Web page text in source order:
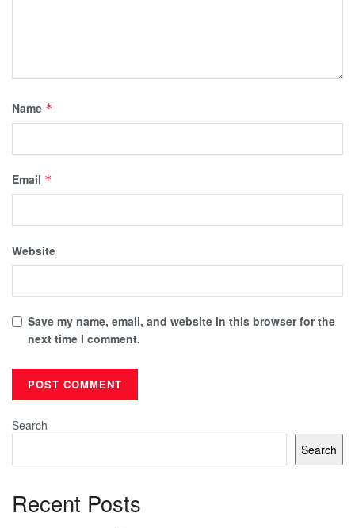
Name *
Email *
Website
Save my name, email, and website in this browser for the
next time I comment.
Search
Search
Recent Posts